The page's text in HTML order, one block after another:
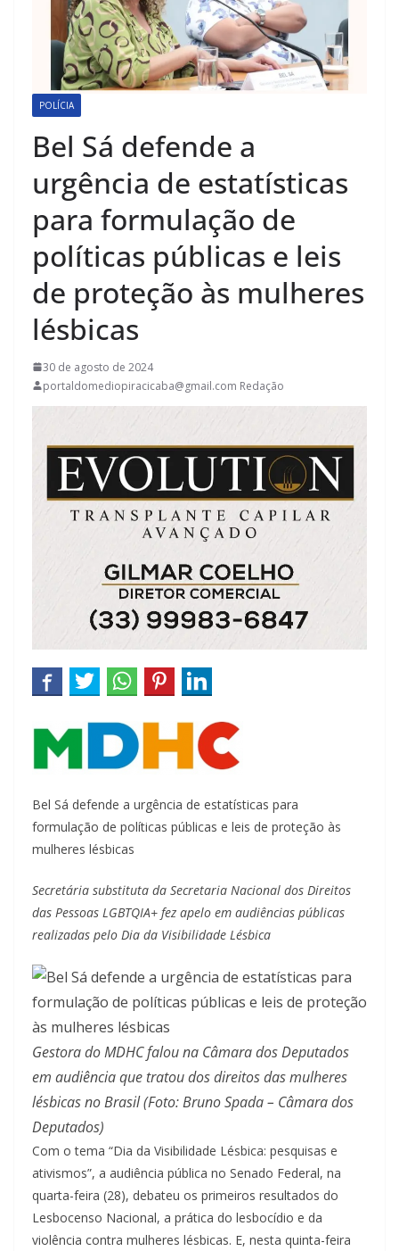
POLÍCIA
Bel Sá defende a
urgência de estatísticas
para formulação de
políticas públicas e leis
de proteção às mulheres
lésbicas
30 de agosto de 2024
portaldomediopiracicaba@gmail.com Redação
Bel Sá defende a urgência de estatísticas para
formulação de políticas públicas e leis de proteção às
mulheres lésbicas
Secretária substituta da Secretaria Nacional dos Direitos
das Pessoas LGBTQIA+ fez apelo em audiências públicas
realizadas pelo Dia da Visibilidade Lésbica
Gestora do MDHC falou na Câmara dos Deputados
em audiência que tratou dos direitos das mulheres
lésbicas no Brasil (Foto: Bruno Spada – Câmara dos
Deputados)
Com o tema “Dia da Visibilidade Lésbica: pesquisas e
ativismos”, a audiência pública no Senado Federal, na
quarta-feira (28), debateu os primeiros resultados do
Lesbocenso Nacional, a prática do lesbocídio e da
violência contra mulheres lésbicas. E, nesta quinta-feira